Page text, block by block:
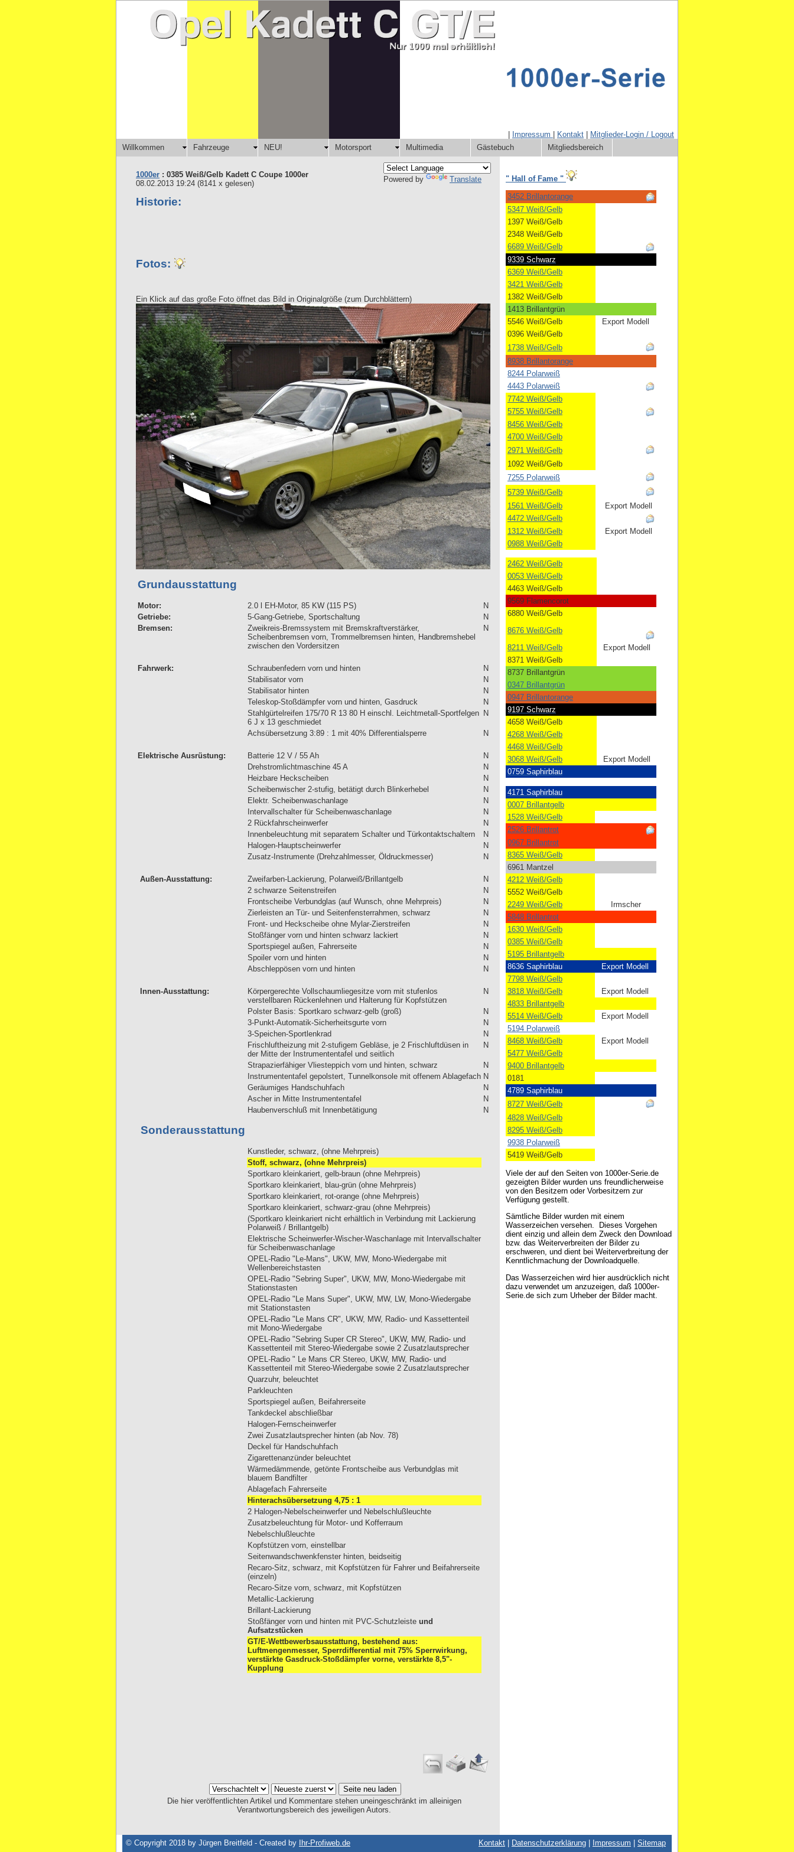
Impressum Kontakt
Mitglieder-Login / Logout
Willkommen
Fahrzeuge NEU! Motorsport Multimedia Gästebuch Mitgliedsbereich
Powered by Translate
1000er : 0385 Weiß/Gelb Kadett C Coupe 1000er
08.02.2013 19:24 (8141 x gelesen)
Historie:
Fotos:
Ein Klick auf das große Foto öffnet das Bild in Originalgröße (zum Durchblättern)
Grundausstattung
Motor: 2.0 l EH-Motor, 85 KW (115 PS)
N
Getriebe:
5-Gang-Getriebe, Sportschaltung
N
Bremsen:
Zweikreis-Bremssystem mit Bremskraftverstärker,
Scheibenbremsen vorn, Trommelbremsen hinten, Handbremshebel
zwischen den Vordersitzen
N
Fahrwerk: Schraubenfedern vorn und hinten
N
Stabilisator vorn
N
Stabilisator hinten
N
Teleskop-Stoßdämpfer vorn und hinten, Gasdruck
N
Stahlgürtelreifen 175/70 R 13 80 H einschl. Leichtmetall-Sportfelgen
6 J x 13 geschmiedet
N
Achsübersetzung 3:89 : 1 mit 40% Differentialsperre N
Elektrische Ausrüstung: Batterie 12 V / 55 Ah
N
Drehstromlichtmaschine 45 A
N
Heizbare Heckscheiben
N
Scheibenwischer 2-stufig, betätigt durch Blinkerhebel
N
Elektr. Scheibenwaschanlage
N
Intervallschalter für Scheibenwaschanlage
N
2 Rückfahrscheinwerfer
N
Innenbeleuchtung mit separatem Schalter und Türkontaktschaltern
N
Halogen-Hauptscheinwerfer
N
Zusatz-Instrumente (Drehzahlmesser, Öldruckmesser)
N
Außen-Ausstattung: Zweifarben-Lackierung, Polarweiß/Brillantgelb
N
2 schwarze Seitenstreifen
N
Frontscheibe Verbundglas (auf Wunsch, ohne Mehrpreis)
N
Zierleisten an Tür- und Seitenfensterrahmen, schwarz
N
Front- und Heckscheibe ohne Mylar-Zierstreifen
N
Stoßfänger vorn und hinten schwarz lackiert
N
Sportspiegel außen, Fahrerseite
N
Spoiler vorn und hinten
N
Abschleppösen vorn und hinten
N
Innen-Ausstattung:
Körpergerechte Vollschaumliegesitze vorn mit stufenlos
verstellbaren Rückenlehnen und Halterung für Kopfstützen
N
Polster Basis: Sportkaro schwarz-gelb (groß)
N
3-Punkt-Automatik-Sicherheitsgurte vorn
N
3-Speichen-Sportlenkrad
N
Frischluftheizung mit 2-stufigem Gebläse, je 2 Frischluftdüsen in
der Mitte der Instrumententafel und seitlich
N
Strapazierfähiger Vliesteppich vorn und hinten, schwarz
N
Instrumententafel gepolstert, Tunnelkonsole mit offenem Ablagefach N
Geräumiges Handschuhfach
N
Ascher in Mitte Instrumententafel
N
Haubenverschluß mit Innenbetätigung
N
Sonderausstattung
Kunstleder, schwarz, (ohne Mehrpreis)
Stoff, schwarz, (ohne Mehrpreis)
Sportkaro kleinkariert, gelb-braun (ohne Mehrpreis)
Sportkaro kleinkariert, blau-grün (ohne Mehrpreis)
Sportkaro kleinkariert, rot-orange (ohne Mehrpreis)
Sportkaro kleinkariert, schwarz-grau (ohne Mehrpreis)
(Sportkaro kleinkariert nicht erhältlich in Verbindung mit Lackierung
Polarweiß / Brillantgelb)
Elektrische Scheinwerfer-Wischer-Waschanlage mit Intervallschalter
für Scheibenwaschanlage
OPEL-Radio "Le-Mans", UKW, MW, Mono-Wiedergabe mit
Wellenbereichstasten
OPEL-Radio "Sebring Super", UKW, MW, Mono-Wiedergabe mit
Stationstasten
OPEL-Radio "Le Mans Super", UKW, MW, LW, Mono-Wiedergabe
mit Stationstasten
OPEL-Radio "Le Mans CR", UKW, MW, Radio- und Kassettenteil
mit Mono-Wiedergabe
OPEL-Radio "Sebring Super CR Stereo", UKW, MW, Radio- und
Kassettenteil mit Stereo-Wiedergabe sowie 2 Zusatzlautsprecher
OPEL-Radio " Le Mans CR Stereo, UKW, MW, Radio- und
Kassettenteil mit Stereo-Wiedergabe sowie 2 Zusatzlautsprecher
Quarzuhr, beleuchtet
Parkleuchten
Sportspiegel außen, Beifahrerseite
Tankdeckel abschließbar
Halogen-Fernscheinwerfer
Zwei Zusatzlautsprecher hinten (ab Nov. 78)
Deckel für Handschuhfach
Zigarettenanzünder beleuchtet
Wärmedämmende, getönte Frontscheibe aus Verbundglas mit
blauem Bandfilter
Ablagefach Fahrerseite
Hinterachsübersetzung 4,75 : 1
2 Halogen-Nebelscheinwerfer und Nebelschlußleuchte
Zusatzbeleuchtung für Motor- und Kofferraum
Nebelschlußleuchte
Kopfstützen vorn, einstellbar
Seitenwandschwenkfenster hinten, beidseitig
Recaro-Sitz, schwarz, mit Kopfstützen für Fahrer und Beifahrerseite
(einzeln)
Recaro-Sitze vorn, schwarz, mit Kopfstützen
Metallic-Lackierung
Brillant-Lackierung
Stoßfänger vorn und hinten mit PVC-Schutzleiste und
Aufsatzstücken
GT/E-Wettbewerbsausstattung, bestehend aus:
Luftmengenmesser, Sperrdifferential mit 75% Sperrwirkung,
verstärkte Gasdruck-Stoßdämpfer vorne, verstärkte 8,5"-
Kupplung
Die hier veröffentlichten Artikel und Kommentare stehen uneingeschränkt im alleinigen
Verantwortungsbereich des jeweiligen Autors.
" Hall of Fame "
3452 Brillantorange
5347 Weiß/Gelb
1397 Weiß/Gelb
2348 Weiß/Gelb
6689 Weiß/Gelb
9339 Schwarz
6369 Weiß/Gelb
3421 Weiß/Gelb
1382 Weiß/Gelb
1413 Brillantgrün
5546 Weiß/Gelb
Export Modell
0396 Weiß/Gelb
1738 Weiß/Gelb
8938 Brillantorange
8244 Polarweiß
4443 Polarweiß
7742 Weiß/Gelb
5755 Weiß/Gelb
8456 Weiß/Gelb
4700 Weiß/Gelb
2971 Weiß/Gelb
1092 Weiß/Gelb
7255 Polarweiß
5739 Weiß/Gelb
1561 Weiß/Gelb
Export Modell
4472 Weiß/Gelb
1312 Weiß/Gelb
Export Modell
0988 Weiß/Gelb
2462 Weiß/Gelb
0053 Weiß/Gelb
4463 Weiß/Gelb
9569 Flamencorot
6880 Weiß/Gelb
8676 Weiß/Gelb
8211 Weiß/Gelb
Export Modell
8371 Weiß/Gelb
8737 Brillantgrün
0347 Brillantgrün
0947 Brillantorange
9197 Schwarz
4658 Weiß/Gelb
4268 Weiß/Gelb
4468 Weiß/Gelb
3068 Weiß/Gelb
Export Modell
0759 Saphirblau
4171 Saphirblau
0007 Brillantgelb
1528 Weiß/Gelb
2526 Brillantrot
0967 Brillantrot
8365 Weiß/Gelb
6961 Mantzel
4212 Weiß/Gelb
5552 Weiß/Gelb
2249 Weiß/Gelb
​Irmscher
5848 Brillantrot
1630 Weiß/Gelb
0385 Weiß/Gelb
5195 Brillantgelb
8636 Saphirblau
Export Modell
7798 Weiß/Gelb
3818 Weiß/Gelb
Export Modell
4833 Brillantgelb
5514 Weiß/Gelb
Export Modell
5194 Polarweiß
8468 Weiß/Gelb
Export Modell
5477 Weiß/Gelb
9400 Brillantgelb
0181
4789 Saphirblau
8727 Weiß/Gelb
4828 Weiß/Gelb
8295 Weiß/Gelb
9938 Polarweiß
5419 Weiß/Gelb
Viele der auf den Seiten von 1000er-Serie.de
gezeigten Bilder wurden uns freundlicherweise
von den Besitzern oder Vorbesitzern zur
Verfügung gestellt.
Sämtliche Bilder wurden mit einem
Wasserzeichen versehen. Dieses Vorgehen
dient einzig und allein dem Zweck den Download
bzw. das Weiterverbreiten der Bilder zu
erschweren, und dient bei Weiterverbreitung der
Kenntlichmachung der Downloadquelle.
Das Wasserzeichen wird hier ausdrücklich nicht
dazu verwendet um anzuzeigen, daß 1000er-
Serie.de sich zum Urheber der Bilder macht.
© Copyright 2018 by Jürgen Breitfeld - Created by Ihr-Profiweb.de Kontakt Datenschutzerklärung Impressum Sitemap